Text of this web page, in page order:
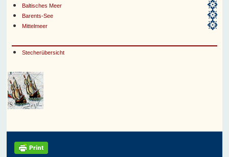
Baltisches Meer
Barents-See
Mittelmeer
Stecherübersicht